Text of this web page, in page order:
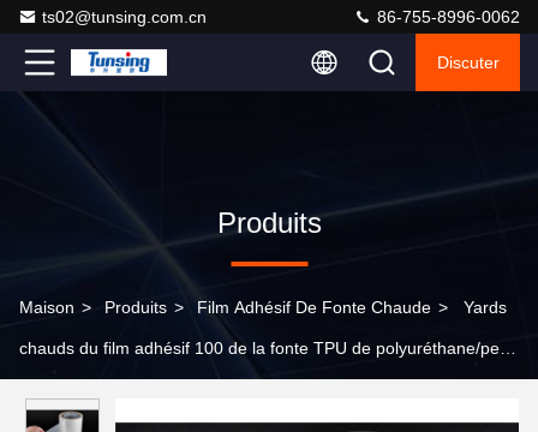
ts02@tunsing.com.cn 86-755-8996-0062
Discuter
Produits
Maison > Produits > Film Adhésif De Fonte Chaude > Yards
chauds du film adhésif 100 de la fonte TPU de polyuréthane/petit